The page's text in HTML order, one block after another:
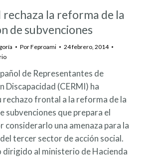
rechaza la reforma de la
de subvenciones
PorFeproami
24 febrero, 2014
de Representantes de
Discapacidad (CERMI) ha
rechazo frontal a la reforma de la
subvenciones que prepara el
considerarlo una amenaza para la
tercer sector de acción social.
dirigido al ministerio de Hacienda